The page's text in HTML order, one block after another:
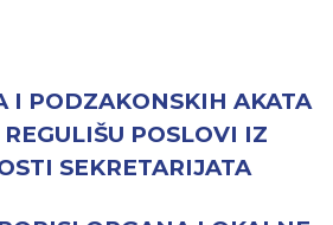
I PODZAKONSKIH AKATA
POSLOVI IZ
SEKRETARIJATA